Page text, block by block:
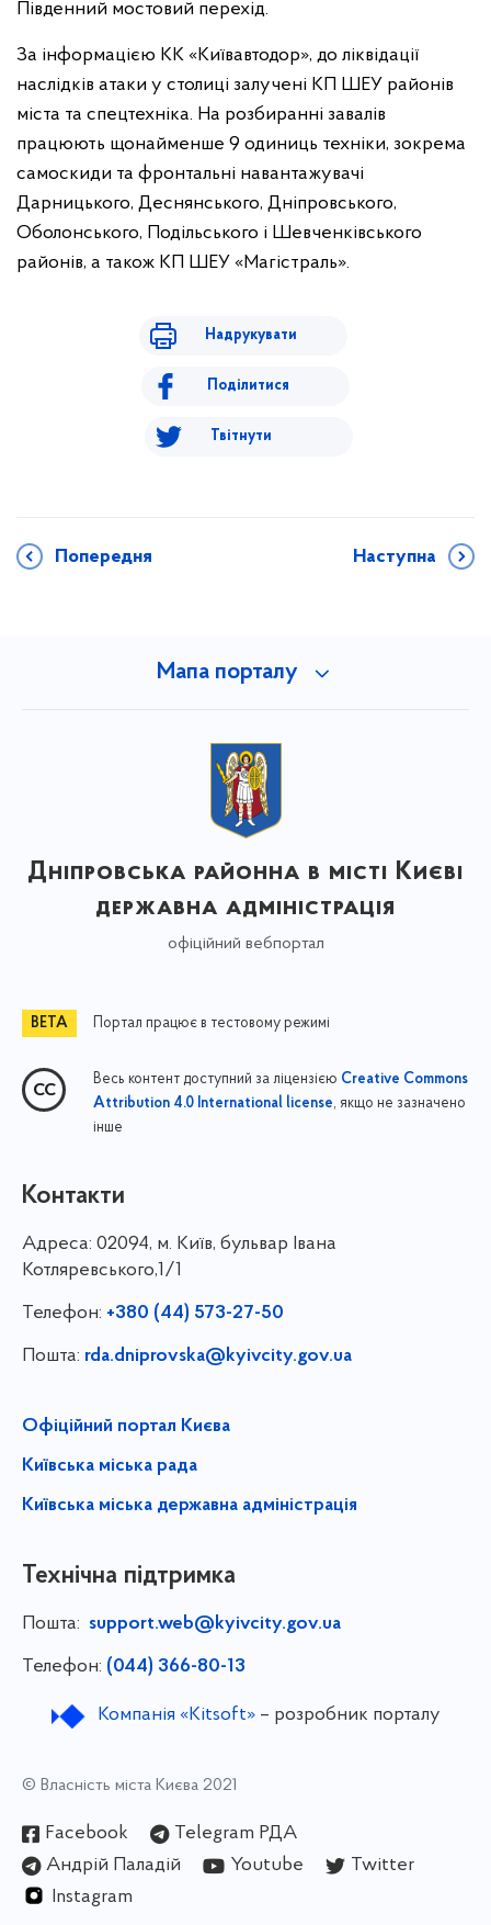
Південний мостовий перехід.
За інформацією КК «Київавтодор», до ліквідації
наслідків атаки у столиці залучені КП ШЕУ районів
міста та спецтехніка. На розбиранні завалів
працюють щонайменше 9 одиниць техніки, зокрема
самоскиди та фронтальні навантажувачі
Дарницького, Деснянського, Дніпровського,
Оболонського, Подільського і Шевченківського
районів, а також КП ШЕУ «Магістраль».
Надрукувати
Поділитися
Твітнути
Попередня Наступна
Мапа порталу
Дніпровська районна в місті Києві
державна адміністрація
офіційний вебпортал
Портал працює в тестовому режимі
Весь контент доступний за ліцензією Creative Commons
Attribution 4.0 International license, якщо не зазначено
інше
Контакти
Адреса: 02094, м. Київ, бульвар Івана
Котляревського,1/1
Телефон: +380 (44) 573-27-50
Пошта: rda.dniprovska@kyivcity.gov.ua
Офіційний портал Києва
Київська міська рада
Київська міська державна адміністрація
Технічна підтримка
Пошта: support.web@kyivcity.gov.ua
Телефон: (044) 366-80-13
Компанія «Kitsoft»– розробник порталу
© Власність міста Києва 2021
Facebook
Telegram РДА
Андрій Паладій
Youtube
Twitter
Instagram